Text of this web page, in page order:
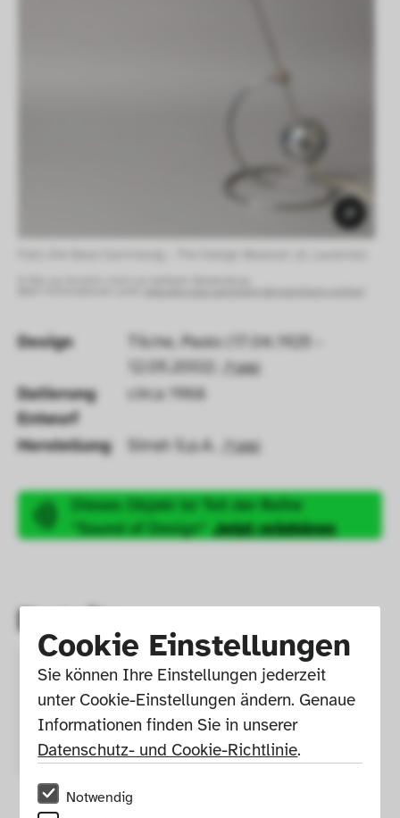
Cookie Einstellungen
Sie können Ihre Einstellungen jederzeit
unter Cookie-Einstellungen ändern. Genaue
Informationen finden Sie in unserer
Datenschutz- und Cookie-Richtlinie.
Notwendig
Design
Tilche, Paolo (17.04.1925 -
12.05.2002)
GND
Datierung
Entwurf
circa 1968
Herstellung Sirrah S.p.A. GND
Dieses Objekt ist Teil der Reihe
“Sound of Design”
Jetzt reinhören
Details
Design
Tilche, Paolo
(17.04.1925 -
12.05.2002)
Datierung